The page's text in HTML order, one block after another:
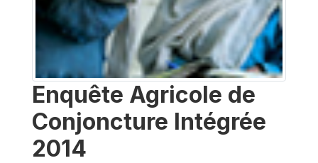
Enquête Agricole de
Conjoncture Intégrée
2014